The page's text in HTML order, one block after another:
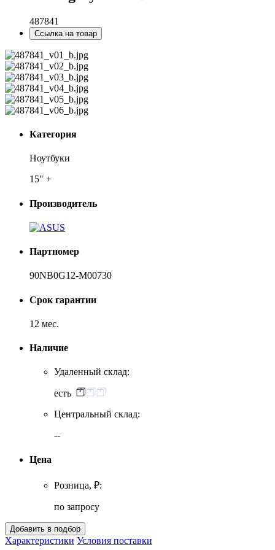
487841
Ссылка на товар
Категория
Ноутбуки
15" +
Производитель
Партномер
90NB0G12-M00730
Срок гарантии
12 мес.
Наличие
Удаленный склад:
есть
Центральный склад:
--
Цена
Розница, ₽:
по запросу
Характеристики Условия поставки